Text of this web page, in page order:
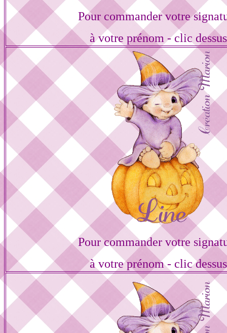
Pour commander votre
à votre prénom - clic dessus
Pour commander votre
à votre prénom - clic dessus